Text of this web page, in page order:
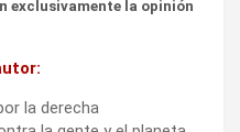
exclusivamente la opinión
la derecha